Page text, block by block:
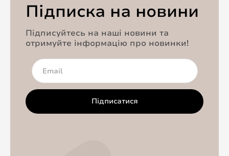
Підписка на новини
Підписуйтесь на наші новини та
отримуйте інформацію про новинки!
Підписатися